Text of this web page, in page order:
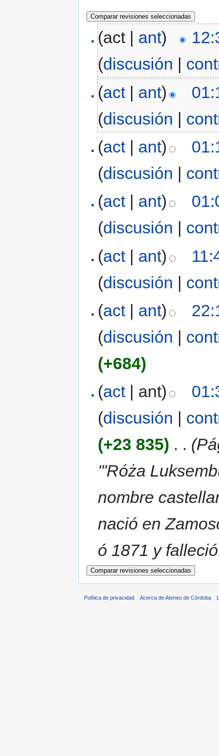
(act | ant)
(discusión |
(act| ant)
(discusión |
(act| ant)
(discusión |
(act| ant)
(discusión |
(act| ant)
(discusión |
(act| ant)
(discusión |
(+684)
(act| ant)
(discusión
(+23 835) . .
'''Róża
nombre
nació en
ó 1871 y
Política de privacidad Acerca de Ateneo de Córdoba